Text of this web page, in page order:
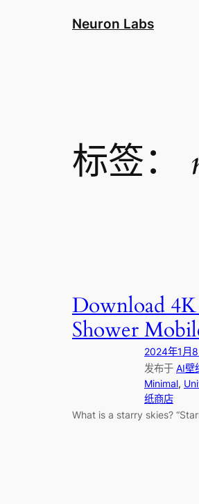
Neuron Labs
标签：
Download
Shower
2024年1月8
发布于 AI壁
Minimal,
纸商店
What is a starry skies?